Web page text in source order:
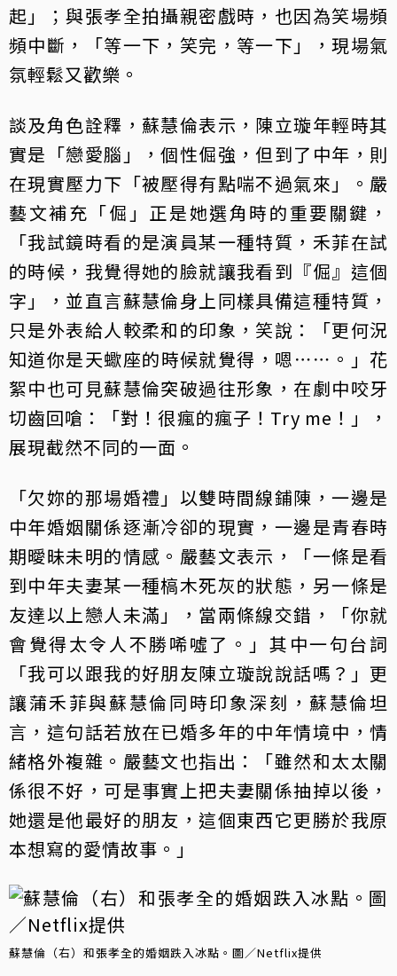
起」；與張孝全拍攝親密戲時，也因為笑場頻
頻中斷，「等一下，笑完，等一下」，現場氣
氛輕鬆又歡樂。
談及角色詮釋，蘇慧倫表示，陳立璇年輕時其
實是「戀愛腦」，個性倔強，但到了中年，則
在現實壓力下「被壓得有點喘不過氣來」。嚴
藝文補充「倔」正是她選角時的重要關鍵，
「我試鏡時看的是演員某一種特質，禾菲在試
的時候，我覺得她的臉就讓我看到『倔』這個
字」，並直言蘇慧倫身上同樣具備這種特質，
只是外表給人較柔和的印象，笑說：「更何況
知道你是天蠍座的時候就覺得，嗯⋯⋯。」花
絮中也可見蘇慧倫突破過往形象，在劇中咬牙
切齒回嗆：「對！很瘋的瘋子！Try me！」，
展現截然不同的一面。
「欠妳的那場婚禮」以雙時間線鋪陳，一邊是
中年婚姻關係逐漸冷卻的現實，一邊是青春時
期曖昧未明的情感。嚴藝文表示，「一條是看
到中年夫妻某一種槁木死灰的狀態，另一條是
友達以上戀人未滿」，當兩條線交錯，「你就
會覺得太令人不勝唏噓了。」其中一句台詞
「我可以跟我的好朋友陳立璇說說話嗎？」更
讓蒲禾菲與蘇慧倫同時印象深刻，蘇慧倫坦
言，這句話若放在已婚多年的中年情境中，情
緒格外複雜。嚴藝文也指出：「雖然和太太關
係很不好，可是事實上把夫妻關係抽掉以後，
她還是他最好的朋友，這個東西它更勝於我原
本想寫的愛情故事。」
蘇慧倫（右）和張孝全的婚姻跌入冰點。圖／Netflix提供